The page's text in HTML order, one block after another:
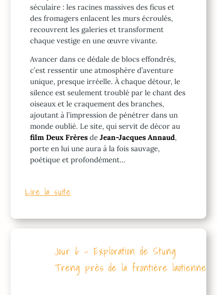
séculaire : les racines massives des ficus et
des fromagers enlacent les murs écroulés,
recouvrent les galeries et transforment
chaque vestige en une œuvre vivante.
Avancer dans ce dédale de blocs effondrés,
c’est ressentir une atmosphère d’aventure
unique, presque irréelle. À chaque détour, le
silence est seulement troublé par le chant des
oiseaux et le craquement des branches,
ajoutant à l’impression de pénétrer dans un
monde oublié. Le site, qui servit de décor au
film Deux Frères deJean-Jacques Annaud,
porte en lui une aura à la fois sauvage,
poétique et profondément…
Lire la suite
Jour 6 – Exploration de Stung
Treng près de la frontière laotienne